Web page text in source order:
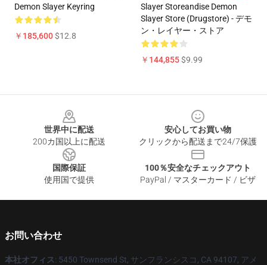
Demon Slayer Keyring
￥185,600$12.8
Slayer Storeandise Demon
Slayer Store (Drugstore) - デモ
ン・レイヤー・ストア
￥144,855$9.99
世界中に配送
200カ国以上に配送
安心してお買い物
クリックから配送まで24/7保護
国際保証
使用国で提供
100％安全なチェックアウト
PayPal / マスターカード / ビザ
お問い合わせ
本社オフィス: 5450 Townsend St, サンフランシスコ, CA 94107, アメ